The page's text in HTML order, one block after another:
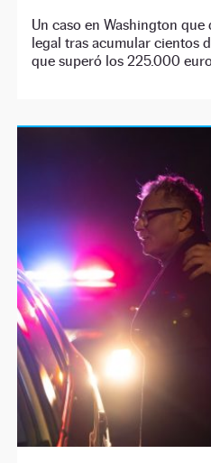
Un caso en Washington
legal tras acumular cientos
que superó los 225.000